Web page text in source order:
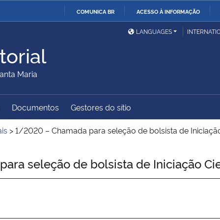
COMUNICA BR ACESSO À INFORMAÇÃO
Ministério da Defesa
Ministério das Relações
Exteriores
Ministério da Cidadania
Ministério do
Desenvolvimento Regional
Controladoria-Geral da
União
Advocacia-Geral da União Banco Central do Brasil
LANGUAGES
Maria
Documentos Gestores do sítio
>1/2020 – Chamada para seleção de bolsista de
seleção de bolsista de Iniciação